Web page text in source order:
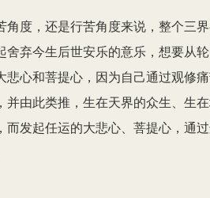
角度，还是行苦角度来说，整个三
舍弃今生后世安乐的意乐，想要从
悲心和菩提心，因为自己通过观修
并由此类推，生在天界的众生、生
而发起任运的大悲心、菩提心，通